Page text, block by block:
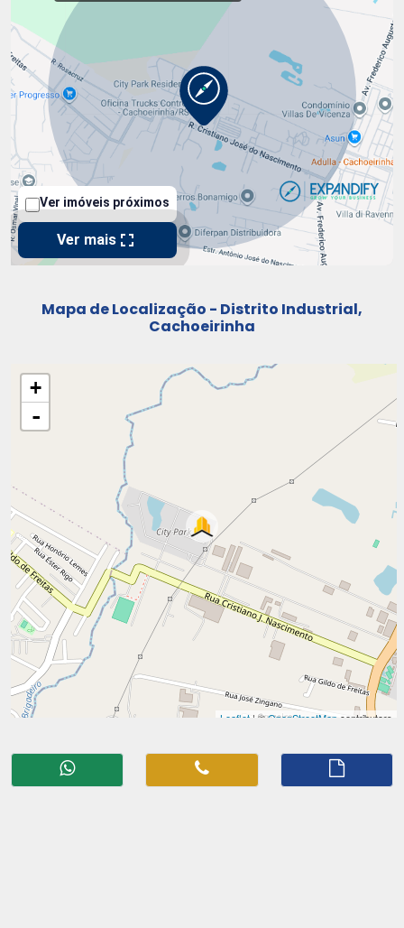
Mapa de Localização - Distrito Industrial,
Cachoeirinha